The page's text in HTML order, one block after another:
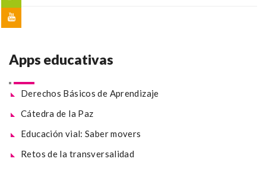
Apps educativas
Derechos Básicos de Aprendizaje
Cátedra de la Paz
Educación vial: Saber movers
Retos de la transversalidad